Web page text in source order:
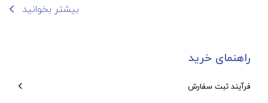
بیشتر بخوانید
راهنمای خرید
فرآیند ثبت سفارش